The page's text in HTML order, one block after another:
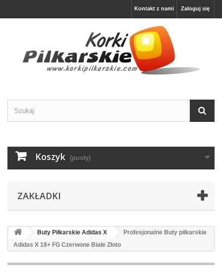
Zaloguj się
Kontakt z nami
Koszyk (pusty)
ZAKŁADKI
Buty Piłkarskie Adidas X
Profesjonalne Buty piłkarskie
Adidas X 18+ FG Czerwone Białe Złoto